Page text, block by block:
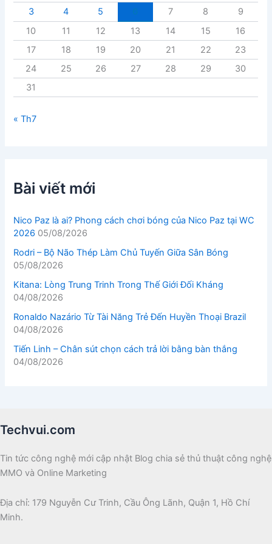
3
4 5 7 8
9
10
11 12 13 14 15
16
17
18 19 20 21 22
23
24
25 26 27 28 29
30
31
« Th7
Bài viết mới
Nico Paz là ai? Phong cách chơi bóng của Nico Paz tại WC
2026 05/08/2026
Rodri – Bộ Não Thép Làm Chủ Tuyến Giữa Sân Bóng
05/08/2026
Kitana: Lòng Trung Trinh Trong Thế Giới Đối Kháng
04/08/2026
Ronaldo Nazário Từ Tài Năng Trẻ Đến Huyền Thoại Brazil
04/08/2026
Tiến Linh – Chân sút chọn cách trả lời bằng bàn thắng
04/08/2026
Techvui.com
Tin tức công nghệ mới cập nhật Blog chia sẻ thủ thuật công nghệ
MMO và Online Marketing
Địa chỉ: 179 Nguyễn Cư Trinh, Cầu Ông Lãnh, Quận 1, Hồ Chí
Minh.